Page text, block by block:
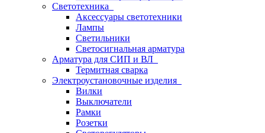
Светотехника
Аксессуары светотехники
Лампы
Светильники
Светосигнальная арматура
Арматура для СИП и ВЛ
Термитная сварка
Электроустановочные изделия
Вилки
Выключатели
Рамки
Розетки